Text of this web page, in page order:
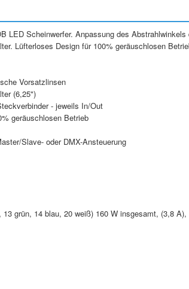
LED Scheinwerfer. Anpassung des
Lüfterloses Design für 100% geräuschlosen
Vorsatzlinsen
(6,25")
- jeweils In/Out
geräuschlosen Betrieb
Slave- oder DMX-Ansteuerung
grün, 14 blau, 20 weiß) 160 W insgesamt, (3,8